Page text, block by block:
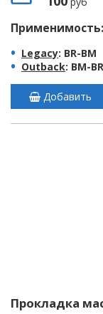
Применимость:
Legacy: BR-BM
Outback: BM-BR
Добавить
Прокладка